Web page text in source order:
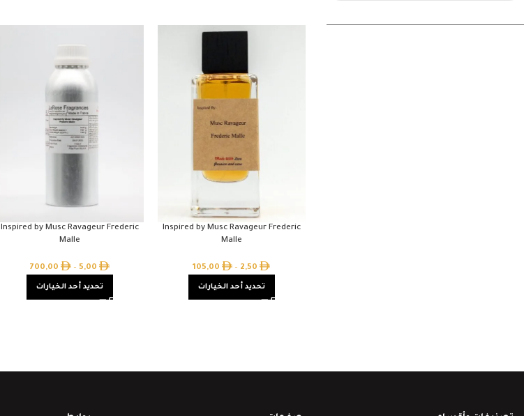
Inspired by Musc Ravageur Frederic
Malle
2,50
–
105,00
تحديد أحد الخيارات
Inspired by Musc Ravageur Frederic
Malle
5,00
–
700,00
تحديد أحد الخيارات